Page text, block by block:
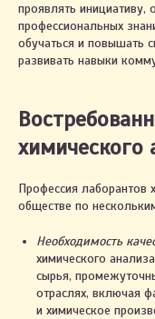
проявлять
профессиональных
обучаться и повышать
развивать навыки
химического
Профессия лаборантов
обществе по
Необходимость
химического
сырья,
отраслях, включая
и химическое